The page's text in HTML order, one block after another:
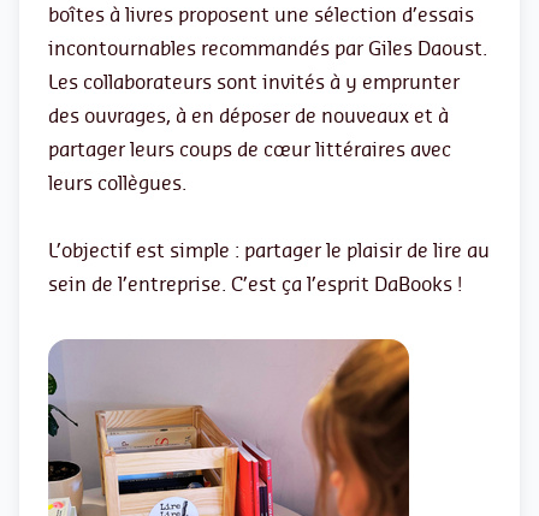
boîtes à livres proposent une sélection d’essais
incontournables recommandés par Giles Daoust.
Les collaborateurs sont invités à y emprunter
des ouvrages, à en déposer de nouveaux et à
partager leurs coups de cœur littéraires avec
leurs collègues.
L’objectif est simple : partager le plaisir de lire au
sein de l’entreprise. C’est ça l’esprit DaBooks !